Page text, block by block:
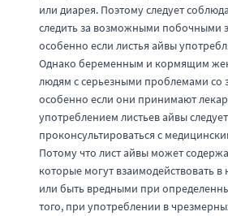
или диарея. Поэтому следует
следить за возможными побочными
особенно если листья айвы
Однако беременным и кормящим
людям с серьезными проблемами со
особенно если они принимают
употреблением листьев айвы следует
проконсультироваться с
Потому что лист айвы может
которые могут взаимодействовать в
или быть вредными при
того, при употреблении в